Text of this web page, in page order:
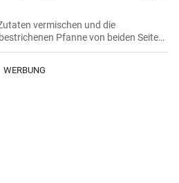
vermischen und die
Pfanne von beiden Seiten
WERBUNG